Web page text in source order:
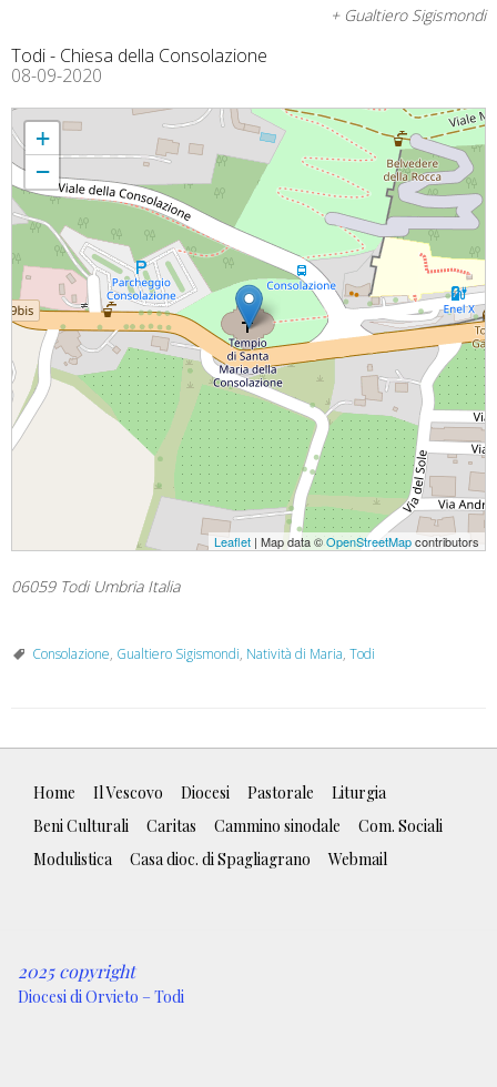
+ Gualtiero Sigismondi
Todi - Chiesa della Consolazione
08-09-2020
Natività della Beata Vergine Maria - Omelia
+
−
Leaflet | Map data ©OpenStreetMapcontributors
06059 Todi Umbria Italia
Consolazione, Gualtiero Sigismondi, Natività di Maria, Todi
Home Il Vescovo Diocesi Pastorale
Liturgia
Beni Culturali
Caritas Cammino sinodale
Com. Sociali
Modulistica
Casa dioc. di Spagliagrano Webmail
2025 copyright
Diocesi di Orvieto – Todi